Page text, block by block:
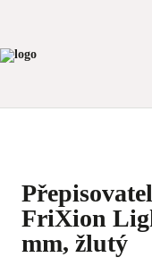
FriXion
mm, žlutý